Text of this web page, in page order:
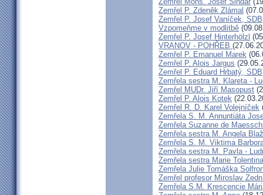
Zemřel P. Zdeněk Zlámal
Zemřel P. Josef Vaníček, SDB
Vzpomeňme v modlitbě
Zemřel P. Josef Hinterhölzl
VRANOV - POHŘEB
Zemřel P. Emanuel Marek
Zemřel P. Alois Jargus
Zemřel P. Eduard Hrbatý, SDB
Zemřela sestra M. Klareta -
Zemřel MUDr. Jiří Masopust
Zemřel P. Alois Kotek
Zemřel R. D. Karel Volejníček
Zemřela S. M. Annuntiáta
Zemřela Suzanne de
Zemřela sestra M. Angela
Zemřela S. M. Viktima
Zemřela sestra M. Pavla -
Zemřela sestra Marie
Zemřela Julie Tomáška
Zemřel profesor Miroslav
Zemřela S.M. Krescencie